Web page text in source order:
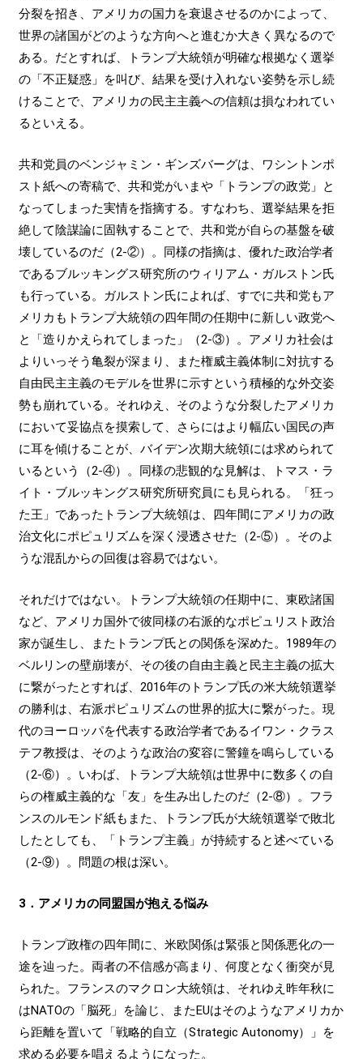
分裂を招き、アメリカの国力を衰退させるのかによって、
世界の諸国がどのような方向へと進むか大きく異なるので
ある。だとすれば、トランプ大統領が明確な根拠なく選挙
の「不正疑惑」を叫び、結果を受け入れない姿勢を示し続
けることで、アメリカの民主主義への信頼は損なわれてい
るといえる。
共和党員のベンジャミン・ギンズバーグは、ワシントンポ
スト紙への寄稿で、共和党がいまや「トランプの政党」と
なってしまった実情を指摘する。すなわち、選挙結果を拒
絶して陰謀論に固執することで、共和党が自らの基盤を破
壊しているのだ（2-②）。同様の指摘は、優れた政治学者
であるブルッキングス研究所のウィリアム・ガルストン氏
も行っている。ガルストン氏によれば、すでに共和党もア
メリカもトランプ大統領の四年間の任期中に新しい政党へ
と「造りかえられてしまった」（2-③）。アメリカ社会は
よりいっそう亀裂が深まり、また権威主義体制に対抗する
自由民主主義のモデルを世界に示すという積極的な外交姿
勢も崩れている。それゆえ、そのような分裂したアメリカ
において妥協点を摸索して、さらにはより幅広い国民の声
に耳を傾けることが、バイデン次期大統領には求められて
いるという（2-④）。同様の悲観的な見解は、トマス・ラ
イト・ブルッキングス研究所研究員にも見られる。「狂っ
た王」であったトランプ大統領は、四年間にアメリカの政
治文化にポピュリズムを深く浸透させた（2-⑤）。そのよ
うな混乱からの回復は容易ではない。
それだけではない。トランプ大統領の任期中に、東欧諸国
など、アメリカ国外で彼同様の右派的なポピュリスト政治
家が誕生し、またトランプ氏との関係を深めた。1989年の
ベルリンの壁崩壊が、その後の自由主義と民主主義の拡大
に繋がったとすれば、2016年のトランプ氏の米大統領選挙
の勝利は、右派ポピュリズムの世界的拡大に繋がった。現
代のヨーロッパを代表する政治学者であるイワン・クラス
テフ教授は、そのような政治の変容に警鐘を鳴らしている
（2-⑥）。いわば、トランプ大統領は世界中に数多くの自
らの権威主義的な「友」を生み出したのだ（2-⑧）。フラ
ンスのルモンド紙もまた、トランプ氏が大統領選挙で敗北
したとしても、「トランプ主義」が持続すると述べている
（2-⑨）。問題の根は深い。
3．アメリカの同盟国が抱える悩み
トランプ政権の四年間に、米欧関係は緊張と関係悪化の一
途を辿った。両者の不信感が高まり、何度となく衝突が見
られた。フランスのマクロン大統領は、それゆえ昨年秋に
はNATOの「脳死」を論じ、またEUはそのようなアメリカか
ら距離を置いて「戦略的自立（Strategic Autonomy）」を
求める必要を唱えるようになった。